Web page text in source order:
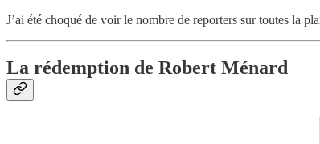
J’ai été choqué de voir le nombre de reporters sur toutes la
La rédemption de Robert Ménard